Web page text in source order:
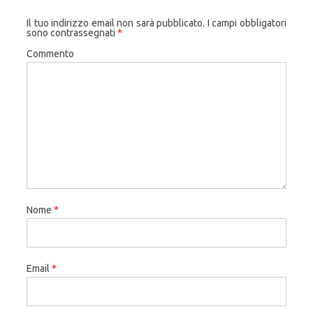
Il tuo indirizzo email non sarà pubblicato. I campi obbligatori
sono contrassegnati *
Commento
Nome *
Email *